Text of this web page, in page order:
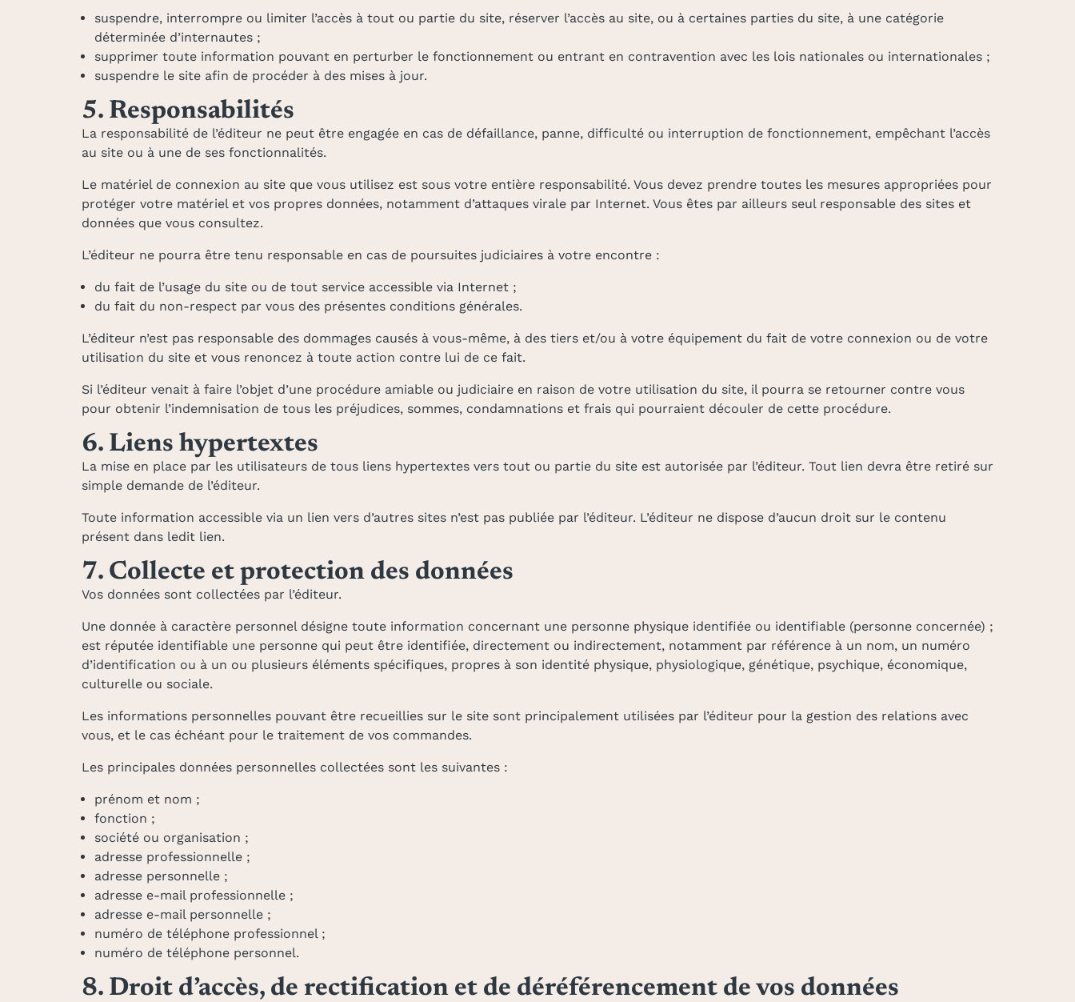
suspendre, interrompre ou limiter l’accès à tout ou partie du site, réserver l’accès au site, ou à certaines parties du site, à une catégorie
déterminée d’internautes ;
supprimer toute information pouvant en perturber le fonctionnement ou entrant en contravention avec les lois nationales ou internationales ;
suspendre le site afin de procéder à des mises à jour.
5. Responsabilités
La responsabilité de l’éditeur ne peut être engagée en cas de défaillance, panne, difficulté ou interruption de fonctionnement, empêchant l’accès
au site ou à une de ses fonctionnalités.
Le matériel de connexion au site que vous utilisez est sous votre entière responsabilité. Vous devez prendre toutes les mesures appropriées pour
protéger votre matériel et vos propres données, notamment d’attaques virale par Internet. Vous êtes par ailleurs seul responsable des sites et
données que vous consultez.
L’éditeur ne pourra être tenu responsable en cas de poursuites judiciaires à votre encontre :
du fait de l’usage du site ou de tout service accessible via Internet ;
du fait du non-respect par vous des présentes conditions générales.
L’éditeur n’est pas responsable des dommages causés à vous-même, à des tiers et/ou à votre équipement du fait de votre connexion ou de votre
utilisation du site et vous renoncez à toute action contre lui de ce fait.
Si l’éditeur venait à faire l’objet d’une procédure amiable ou judiciaire en raison de votre utilisation du site, il pourra se retourner contre vous
pour obtenir l’indemnisation de tous les préjudices, sommes, condamnations et frais qui pourraient découler de cette procédure.
6. Liens hypertextes
La mise en place par les utilisateurs de tous liens hypertextes vers tout ou partie du site est autorisée par l’éditeur. Tout lien devra être retiré sur
simple demande de l’éditeur.
Toute information accessible via un lien vers d’autres sites n’est pas publiée par l’éditeur. L’éditeur ne dispose d’aucun droit sur le contenu
présent dans ledit lien.
7. Collecte et protection des données
Vos données sont collectées par l’éditeur.
Une donnée à caractère personnel désigne toute information concernant une personne physique identifiée ou identifiable (personne concernée) ;
est réputée identifiable une personne qui peut être identifiée, directement ou indirectement, notamment par référence à un nom, un numéro
d’identification ou à un ou plusieurs éléments spécifiques, propres à son identité physique, physiologique, génétique, psychique, économique,
culturelle ou sociale.
Les informations personnelles pouvant être recueillies sur le site sont principalement utilisées par l’éditeur pour la gestion des relations avec
vous, et le cas échéant pour le traitement de vos commandes.
Les principales données personnelles collectées sont les suivantes :
prénom et nom ;
fonction ;
société ou organisation ;
adresse professionnelle ;
adresse personnelle ;
adresse e-mail professionnelle ;
adresse e-mail personnelle ;
numéro de téléphone professionnel ;
numéro de téléphone personnel.
8. Droit d’accès, de rectification et de déréférencement de vos données